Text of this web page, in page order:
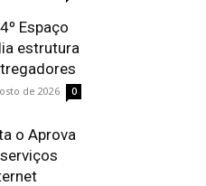
Espaço
estrutura
de 2026 0
o Aprova